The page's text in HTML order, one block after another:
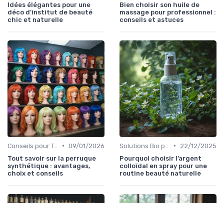
Idées élégantes pour une
déco d’institut de beauté
chic et naturelle
Bien choisir son huile de
massage pour professionnel :
conseils et astuces
Conseils pour Tous les Âges • 09/01/2026
Tout savoir sur la perruque
synthétique : avantages,
choix et conseils
•
22/12/2025
Pourquoi choisir l’argent
colloïdal en spray pour une
routine beauté naturelle